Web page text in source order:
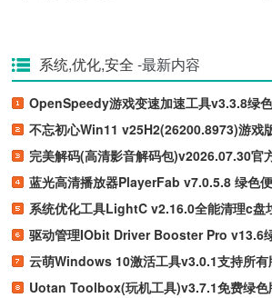
系统,优化,安全 -最新内容
OpenSpeedy游戏变速加速工具v3.3.8绿
不忘初心Win11 v25H2(26200.8973)游戏
完美解码(高清影音解码包)v2026.07.30官
蓝光高清播放器PlayerFab v7.0.5.8 绿色
系统优化工具LightC v2.16.0全能清理c盘
驱动管理IObit Driver Booster Pro v13.6
云萌Windows 10激活工具v3.0.1支持所有
Uotan Toolbox(玩机工具)v3.7.1免费绿色